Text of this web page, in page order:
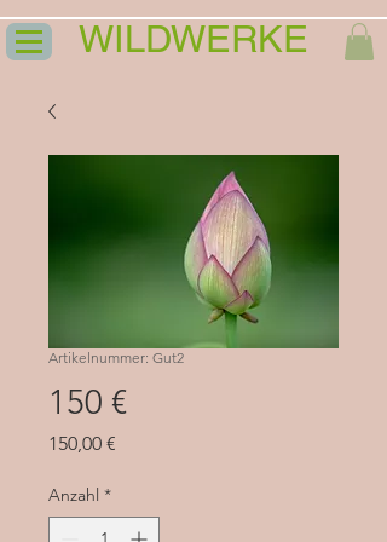
WILDWERKE
Artikelnummer: Gut2
150 €
150,00 €
Anzahl *